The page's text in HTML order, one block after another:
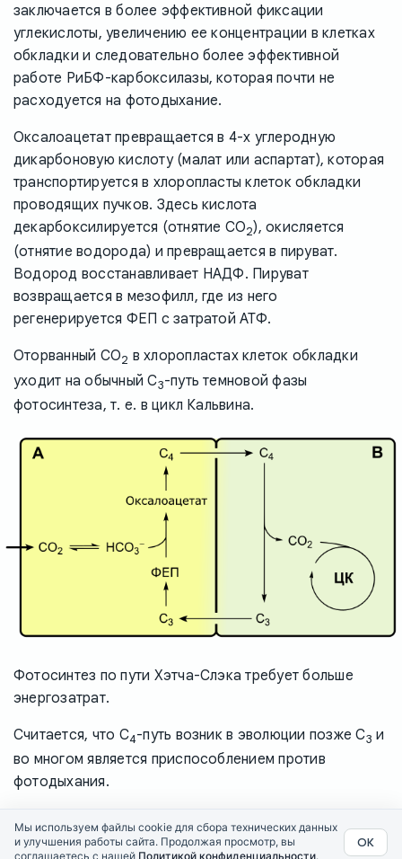
заключается в более эффективной фиксации
углекислоты, увеличению ее концентрации в клетках
обкладки и следовательно более эффективной
работе РиБФ-карбоксилазы, которая почти не
расходуется на фотодыхание.
Оксалоацетат превращается в 4-х углеродную
дикарбоновую кислоту (малат или аспартат), которая
транспортируется в хлоропласты клеток обкладки
проводящих пучков. Здесь кислота
декарбоксилируется (отнятие CO2), окисляется
(отнятие водорода) и превращается в пируват.
Водород восстанавливает НАДФ. Пируват
возвращается в мезофилл, где из него
регенерируется ФЕП с затратой АТФ.
Оторванный CO2 в хлоропластах клеток обкладки
уходит на обычный C3-путь темновой фазы
фотосинтеза, т. е. в цикл Кальвина.
Фотосинтез по пути Хэтча-Слэка требует больше
энергозатрат.
Считается, что C4-путь возник в эволюции позже C3 и
во многом является приспособлением против
фотодыхания.
Политика конфиденциальности ScienceLand.Info © 2026
Мы используем файлы cookie для сбора технических данных
и улучшения работы сайта. Продолжая просмотр, вы
соглашаетесь с нашей Политикой конфиденциальности.
ОК